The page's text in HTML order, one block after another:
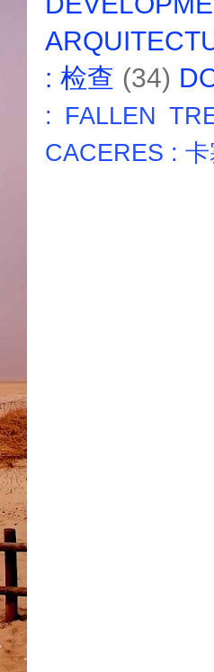
: 检查 (34)
: FALLEN
CACERES :